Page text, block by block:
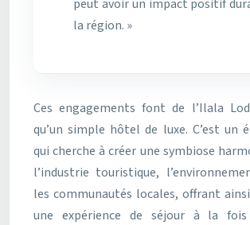
peut avoir un impact positif
la région. »
Ces engagements font de l’Ilala
qu’un simple hôtel de luxe. C’est un
qui cherche à créer une symbiose
l’industrie touristique,
les communautés locales, offrant
une expérience de séjour à la